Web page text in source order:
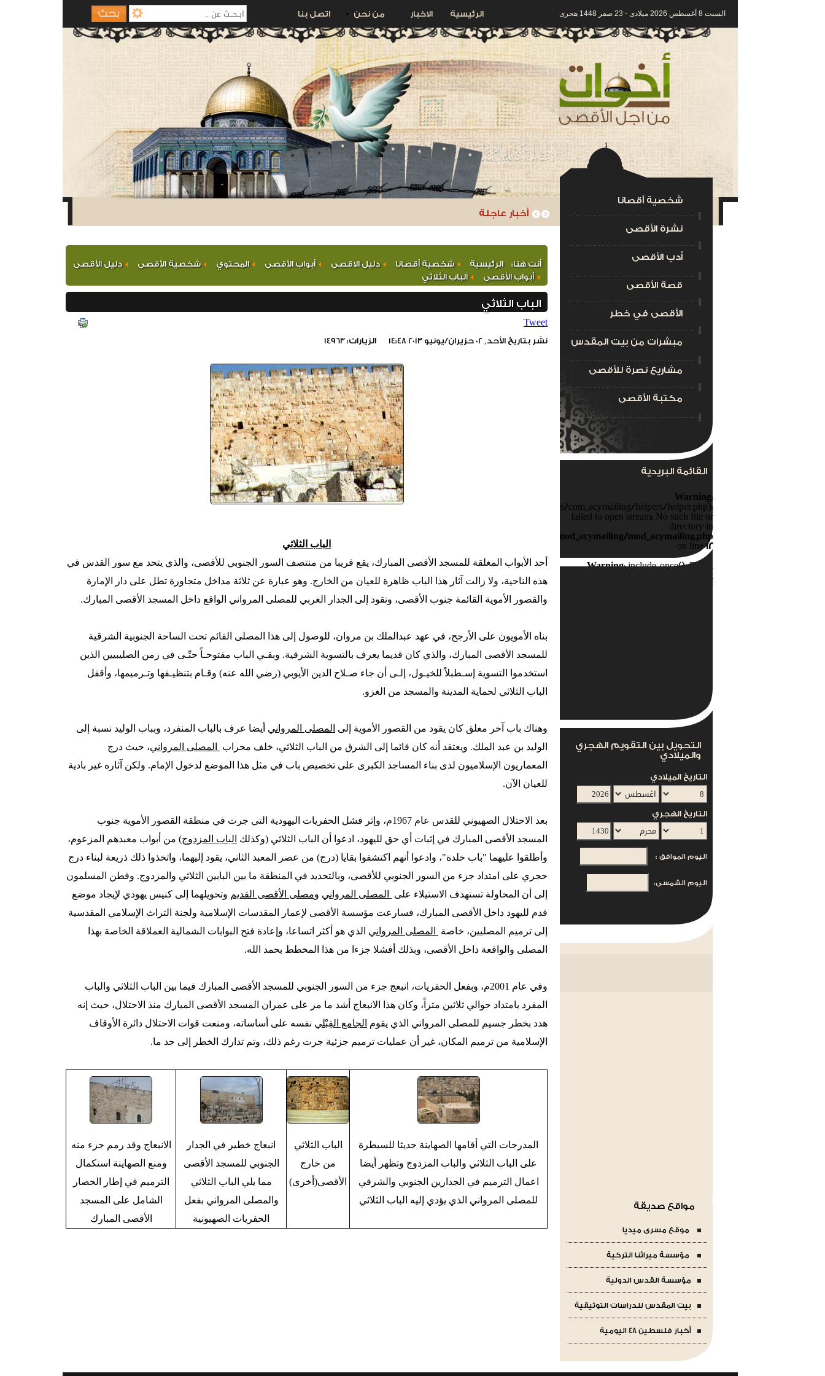
السبت 8 أغسطس 2026 ميلادى - 23 صفر 1448 هجرى الرئيسية الاخبار من نحن اتصل بنا
أخبار عاجلة
شخصية أقصانا
نشرة الأقصى
أدب الأقصى
قصة الأقصى
الأقصى في خطر
مبشرات من بيت المقدس
مشاريع نصرة للأقصى
مكتبة الأقصى
القائمة البريدية
Warning:
include_once(/home/foraqsa/public_html/administrator/components/com_acymailing/helpers/helper.php):
failed to open stream: No such file or
directory in
/home/foraqsa/public_html/modules/mod_acymailing/mod_acymailing.php
on line12
Warning: include_once(): Failed
opening
'/home/foraqsa/public_html/administrator/components/com_acymailing/helpers/helper.php'
التحويل بين التقويم الهجري
والميلادي
التاريخ الميلادي
التاريخ الهجري
اليوم الموافق :
اليوم الشمسى:
مواقع صديقة
موقع مسرى ميديا
مؤسسة ميراثنا التركية
مؤسسة القدس الدولية
بيت المقدس للدراسات التوثيقية
أخبار فلسطين 48 اليومية
أنت هنا: الرئيسية شخصية أقصانا دليل الاقصى أبواب الأقصى المحتوي شخصية الأقصى
دليل الأقصى
أبواب الأقصى
الباب الثلاثي
الباب الثلاثي
Tweet
نشر بتاريخ الأحد, 02 حزيران/يونيو 2013 14:48 الزيارات: 14963
الباب الثلاثي
أحد الأبواب المغلقة للمسجد الأقصى المبارك، يقع قريبا من منتصف السور الجنوبي للأقصى، والذي يتحد مع سور القدس في
هذه الناحية، ولا زالت آثار هذا الباب ظاهرة للعيان من الخارج. وهو عبارة عن ثلاثة مداخل متجاورة تطل على دار الإمارة
والقصور الأموية القائمة جنوب الأقصى، وتقود إلى الجدار الغربي للمصلى المرواني الواقع داخل المسجد الأقصى المبارك.
بناه الأمويون على الأرجح، في عهد عبدالملك بن مروان، للوصول إلى هذا المصلى القائم تحت الساحة الجنوبية الشرقية
للمسجد الأقصى المبارك، والذي كان قديما يعرف بالتسوية الشرقية. وبقـي الباب مفتوحـاً حتّـى في زمن الصليبيين الذين
استخدموا التسوية إسـطبلاً للخيـول، إلـى أن جاء صـلاح الدين الأيوبي (رضي الله عنه) وقـام بتنظيـفها وتـرميمها، وأقفل
الباب الثلاثي لحماية المدينة والمسجد من الغزو.
وهناك باب آخر مغلق كان يقود من القصور الأموية إلى المصلى المرواني أيضا عرف بالباب المنفرد، وبباب الوليد نسبة إلى
الوليد بن عبد الملك. ويعتقد أنه كان قائما إلى الشرق من الباب الثلاثي، خلف محراب
المصلى المرواني، حيث درج
المعماريون الإسلاميون لدى بناء المساجد الكبرى على تخصيص باب في مثل هذا الموضع لدخول الإمام. ولكن آثاره غير بادية
للعيان الآن.
بعد الاحتلال الصهيوني للقدس عام 1967م، وإثر فشل الحفريات اليهودية التي جرت في منطقة القصور الأموية جنوب
المسجد الأقصى المبارك في إثبات أي حق لليهود، ادعوا أن الباب الثلاثي (وكذلك الباب المزدوج) من أبواب معبدهم المزعوم،
وأطلقوا عليهما "باب خلدة"، وادعوا أنهم اكتشفوا بقايا (درج) من عصر المعبد الثاني، يقود إليهما، واتخذوا ذلك ذريعة لبناء درج
حجري على امتداد جزء من السور الجنوبي للأقصى، وبالتحديد في المنطقة ما بين البابين الثلاثي والمزدوج. وفطن المسلمون
إلى أن المحاولة تستهدف الاستيلاء على
المصلى المرواني ومصلى الأقصى القديم وتحويلهما إلى كنيس يهودي لإيجاد موضع
قدم لليهود داخل الأقصى المبارك، فسارعت مؤسسة الأقصى لإعمار المقدسات الإسلامية ولجنة التراث الإسلامي المقدسية
إلى ترميم المصليين، خاصة
المصلى المرواني الذي هو أكثر اتساعا، وإعادة فتح البوابات الشمالية العملاقة الخاصة بهذا
المصلى والواقعة داخل الأقصى، وبذلك أفشلا جزءا من هذا المخطط بحمد الله.
وفي عام 2001م، وبفعل الحفريات، انبعج جزء من السور الجنوبي للمسجد الأقصى المبارك فيما بين الباب الثلاثي والباب
المفرد بامتداد حوالي ثلاثين متراً، وكان هذا الانبعاج أشد ما مر على عمران المسجد الأقصى المبارك منذ الاحتلال، حيث إنه
هدد بخطر جسيم للمصلى المرواني الذي يقوم الجامع القِبْلي نفسه على أساساته، ومنعت قوات الاحتلال دائرة الأوقاف
الإسلامية من ترميم المكان، غير أن عمليات ترميم جزئية جرت رغم ذلك، وتم تدارك الخطر إلى حد ما.
المدرجات التي أقامها الصهاينة حديثا للسيطرة
على الباب الثلاثي والباب المزدوج وتظهر أيضا
اعمال الترميم في الجدارين الجنوبي والشرقي
للمصلى المرواني الذي يؤدي إليه الباب الثلاثي
الباب الثلاثي
من خارج
الأقصى(أخرى)
انبعاج خطير في الجدار
الجنوبي للمسجد الأقصى
مما يلي الباب الثلاثي
والمصلى المرواني بفعل
الحفريات الصهيونية
الانبعاج وقد رمم جزء منه
ومنع الصهاينة استكمال
الترميم في إطار الحصار
الشامل على المسجد
الأقصى المبارك